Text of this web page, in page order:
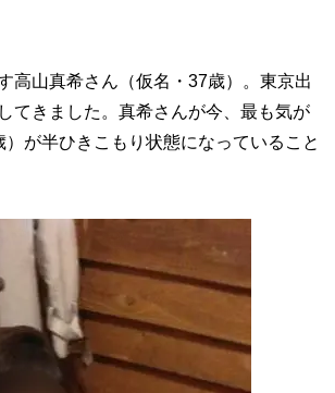
山真希さん（仮名・37歳）。東京出
てきました。真希さんが今、最も気が
が半ひきこもり状態になっていること